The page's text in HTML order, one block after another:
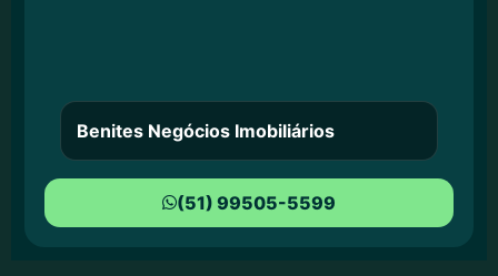
Benites Negócios Imobiliários
(51) 99505-5599